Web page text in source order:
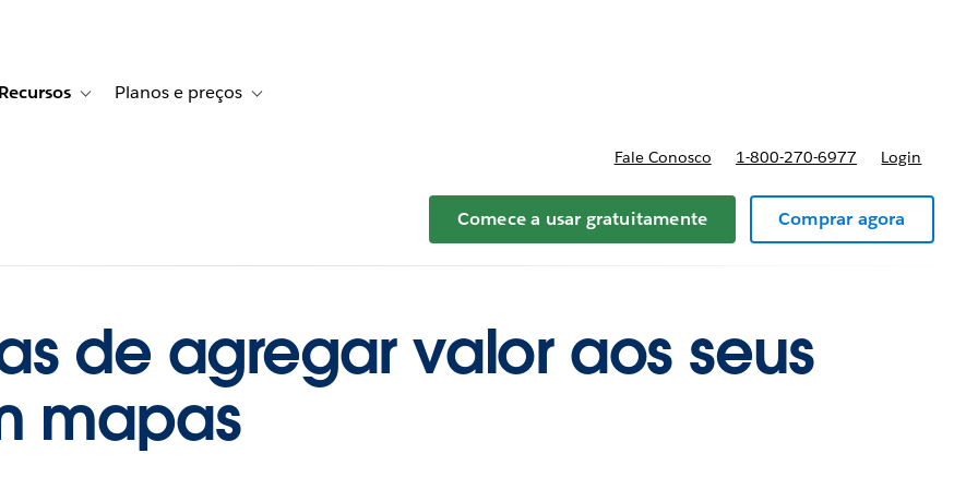
Histórias de clientes
sub-navigation for Soluções
Recursos Toggle sub-navigation for Recursos
Planos e preços Toggle sub-navigation for Planos e preços
Fale Conosco 1-800-270-6977 Login
Comece a usar gratuitamente Comprar agora
de agregar valor aos seus
mapas